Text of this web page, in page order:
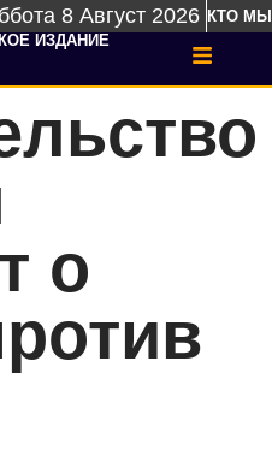
8 Август 2026 КТО МЫ
ИЗДАНИЕ
о